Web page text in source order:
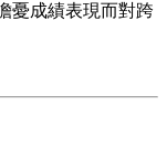
憂成績表現而對跨